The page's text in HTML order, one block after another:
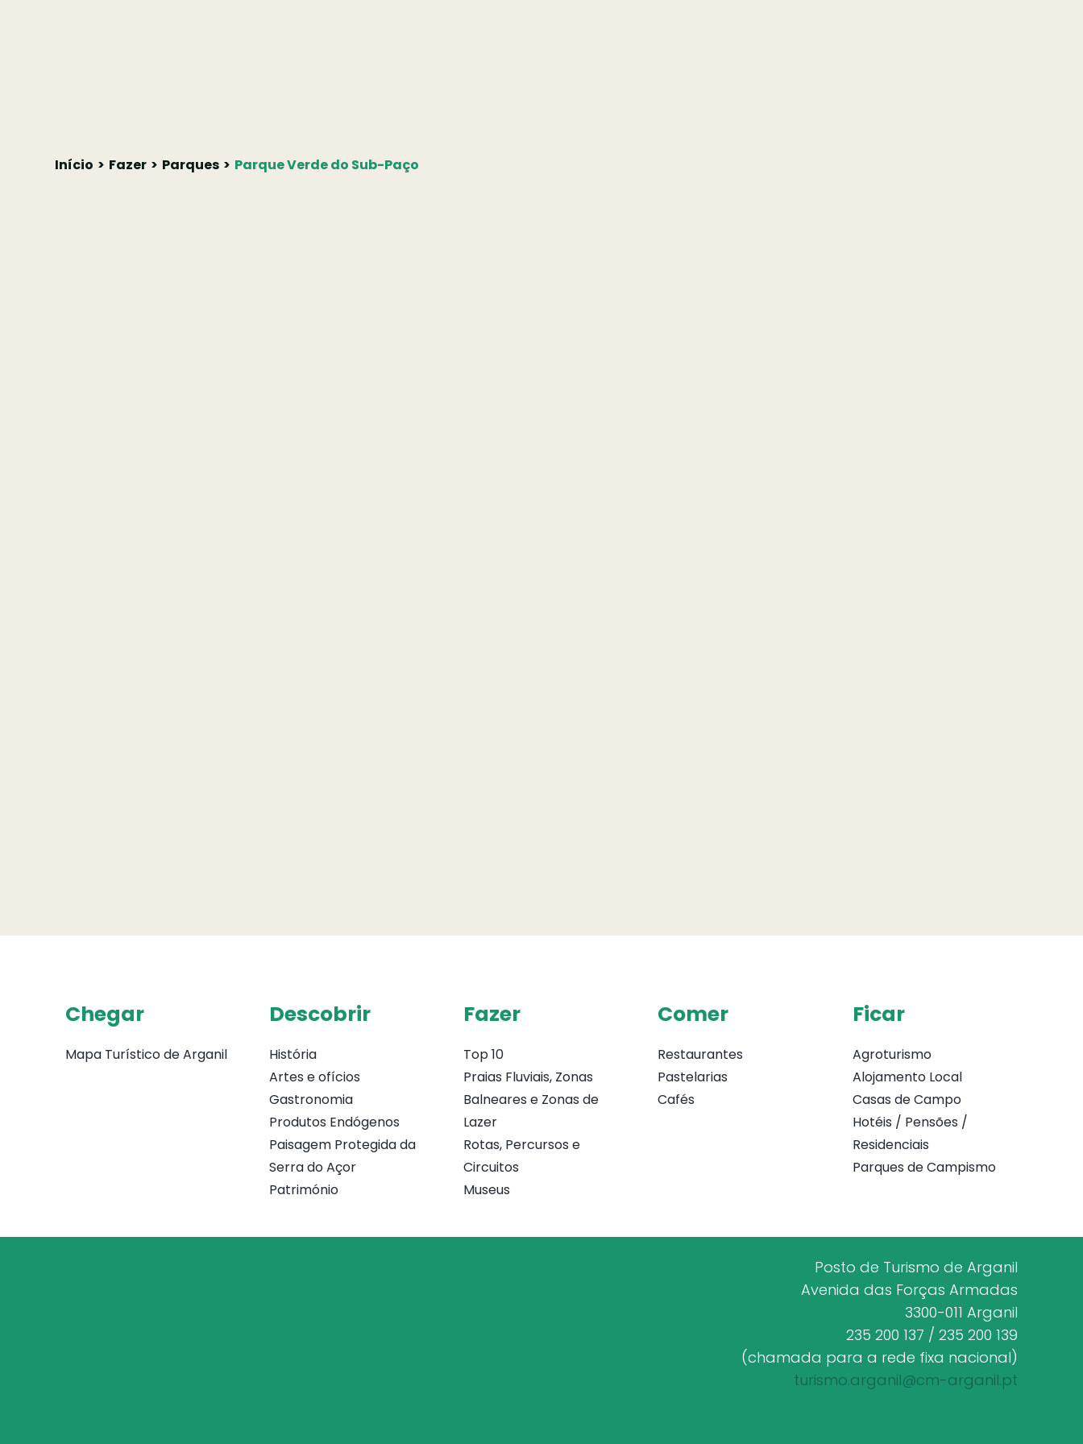
Início Fazer Parques Parque Verde do Sub-Paço
Chegar
Mapa Turístico de Arganil
Descobrir
História
Artes e ofícios
Gastronomia
Produtos Endógenos
Paisagem Protegida da
Serra do Açor
Património
Fazer
Top 10
Praias Fluviais, Zonas
Balneares e Zonas de
Lazer
Rotas, Percursos e
Circuitos
Museus
Comer
Restaurantes
Pastelarias
Cafés
Ficar
Agroturismo
Alojamento Local
Casas de Campo
Hotéis / Pensões /
Residenciais
Parques de Campismo
Posto de Turismo de Arganil
Avenida das Forças Armadas
3300-011 Arganil
235 200 137 / 235 200 139
(chamada para a rede fixa nacional)
turismo.arganil@cm-arganil.pt